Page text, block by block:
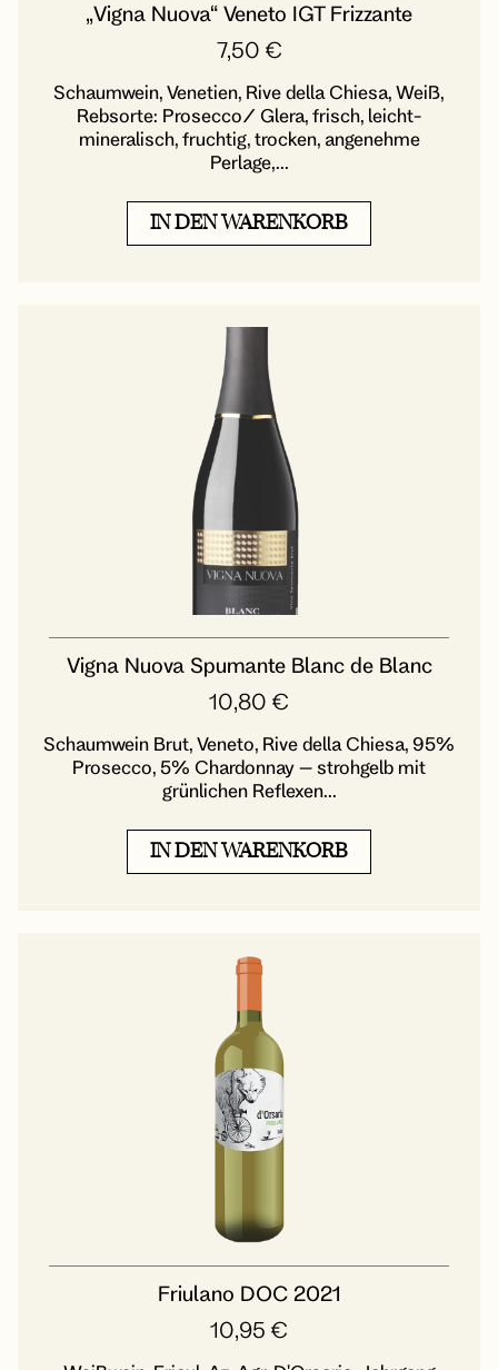
„Vigna Nuova“ Veneto IGT Frizzante
7,50 €
Schaumwein, Venetien, Rive della Chiesa, Weiß,
Rebsorte: Prosecco/ Glera, frisch, leicht-
mineralisch, fruchtig, trocken, angenehme
Perlage,...
IN DEN WARENKORB
Vigna Nuova Spumante Blanc de Blanc
10,80 €
Schaumwein Brut, Veneto, Rive della Chiesa, 95%
Prosecco, 5% Chardonnay – strohgelb mit
grünlichen Reflexen...
IN DEN WARENKORB
Friulano DOC 2021
10,95 €